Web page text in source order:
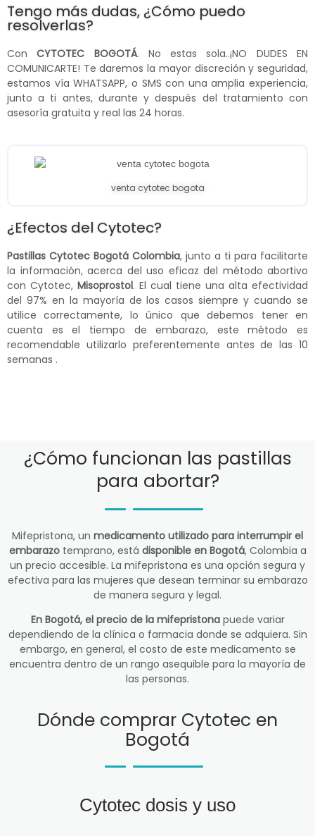
Tengo más dudas, ¿Cómo puedo
resolverlas?
ConCYTOTEC BOGOTÁ. No estas sola..¡NO DUDES EN
COMUNICARTE! Te daremos la mayor discreción y seguridad,
estamos vía WHATSAPP, o SMS con una amplia experiencia,
junto a ti antes, durante y después del tratamiento con
asesoría gratuita y real las 24 horas.
venta cytotec bogota
¿Efectos del Cytotec?
Pastillas Cytotec Bogotá Colombia, junto a ti para facilitarte
la información, acerca del uso eficaz del método abortivo
con Cytotec, Misoprostol. El cual tiene una alta efectividad
del 97% en la mayoría de los casos siempre y cuando se
utilice correctamente, lo único que debemos tener en
cuenta es el tiempo de embarazo, este método es
recomendable utilizarlo preferentemente antes de las 10
semanas .
¿Cómo funcionan las pastillas
para abortar?
Mifepristona, un medicamento utilizado para interrumpir el
embarazotemprano, está disponible en Bogotá, Colombia a
un precio accesible. La mifepristona es una opción segura y
efectiva para las mujeres que desean terminar su embarazo
de manera segura y legal.
En Bogotá, el precio de la mifepristonapuede variar
dependiendo de la clínica o farmacia donde se adquiera. Sin
embargo, en general, el costo de este medicamento se
encuentra dentro de un rango asequible para la mayoría de
las personas.
Dónde comprar Cytotec en
Bogotá
Cytotec dosis y uso